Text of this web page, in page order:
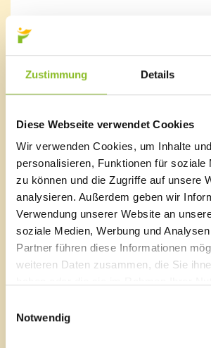
Zustimmung Details
Diese Webseite verwendet Cookies
Wir verwenden Cookies, um Inhalte
personalisieren, Funktionen für soziale
zu können und die Zugriffe auf unsere
analysieren. Außerdem geben wir
Verwendung unserer Website an
soziale Medien, Werbung und
Partner führen diese Informationen
weiteren Daten zusammen, die Sie
Notwendig
Alle
Kabine oder einen Liegestuhlschrank
haben, werden gebeten, diese bis
September 2019 zu räumen und die
Kassa zurückzugeben.
Die Betreiber der beiden Freibäder
herzlich bei allen Badegästen für
freuen sich schon auf das nächste
Marktgemeinde Frastanz
Sägenplatz 1
Lageplan
T0043 5522 51534-0